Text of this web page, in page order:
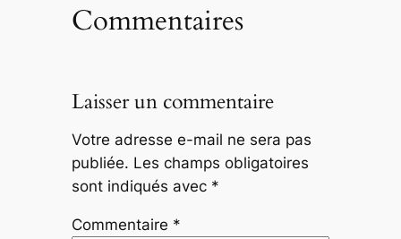
Commentaires
Laisser un commentaire
Votre adresse e-mail ne sera pas
publiée. Les champs obligatoires
sont indiqués avec *
Commentaire *